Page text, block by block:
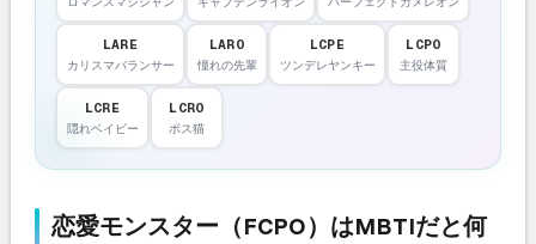
LARE
カリスマバランサー
LARO
憧れの先輩
LCPE
ツンデレヤンキー
LCPO
主役体質
LCRE
隠れベイビー
LCRO
ボス猫
恋愛モンスター（FCPO）はMBTIだと何